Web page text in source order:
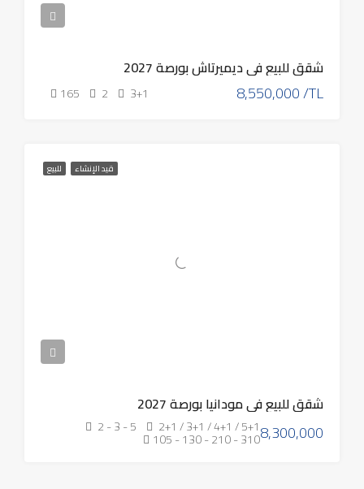
شقق للبيع في ديميرتاش بورصة 2027
8,550,000 /TL
3+1
2
165
قيد الإنشاء للبيع
شقق للبيع في مودانيا بورصة 2027
8,300,000
2+1 / 3+1 / 4+1 / 5+1
2 - 3 - 5
105 - 130 - 210 - 310